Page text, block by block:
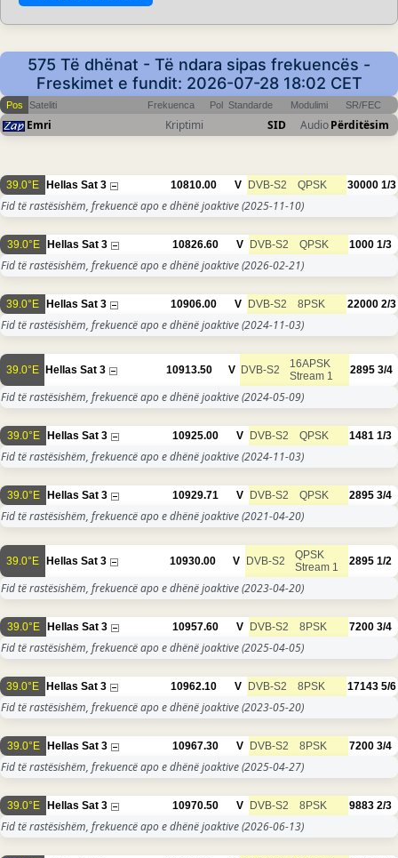
575 Të dhënat - Të ndara sipas frekuencës -
Freskimet e fundit: 2026-07-28 18:02 CET
Pos Sateliti Frekuenca Pol Standarde Modulimi SR/FEC
Emri Kriptimi SID AudioPërditësim
39.0°E Hellas Sat 3 10810.00 V DVB-S2 QPSK 30000 1/3
Fid të rastësishëm, frekuencë apo e dhënë joaktive(2025-11-10)
39.0°E Hellas Sat 3 10826.60 V DVB-S2 QPSK 1000 1/3
Fid të rastësishëm, frekuencë apo e dhënë joaktive(2026-02-21)
39.0°E Hellas Sat 3 10906.00 V DVB-S2 8PSK 22000 2/3
Fid të rastësishëm, frekuencë apo e dhënë joaktive(2024-11-03)
39.0°E Hellas Sat 3 10913.50 V DVB-S2
16APSK
Stream 1
2895 3/4
Fid të rastësishëm, frekuencë apo e dhënë joaktive(2024-05-09)
39.0°E Hellas Sat 3 10925.00 V DVB-S2 QPSK 1481 1/3
Fid të rastësishëm, frekuencë apo e dhënë joaktive(2024-11-03)
39.0°E Hellas Sat 3 10929.71 V DVB-S2 QPSK 2895 3/4
Fid të rastësishëm, frekuencë apo e dhënë joaktive(2021-04-20)
39.0°E Hellas Sat 3 10930.00 V DVB-S2
QPSK
Stream 1
2895 1/2
Fid të rastësishëm, frekuencë apo e dhënë joaktive(2023-04-20)
39.0°E Hellas Sat 3 10957.60 V DVB-S2 8PSK 7200 3/4
Fid të rastësishëm, frekuencë apo e dhënë joaktive(2025-04-05)
39.0°E Hellas Sat 3 10962.10 V DVB-S2 8PSK 17143 5/6
Fid të rastësishëm, frekuencë apo e dhënë joaktive(2023-05-20)
39.0°E Hellas Sat 3 10967.30 V DVB-S2 8PSK 7200 3/4
Fid të rastësishëm, frekuencë apo e dhënë joaktive(2025-04-27)
39.0°E Hellas Sat 3 10970.50 V DVB-S2 8PSK 9883 2/3
Fid të rastësishëm, frekuencë apo e dhënë joaktive(2026-06-13)